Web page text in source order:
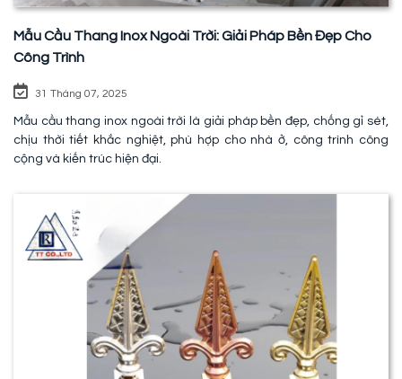
Mẫu Cầu Thang Inox Ngoài Trời: Giải Pháp Bền Đẹp Cho
Công Trình
31 Tháng 07, 2025
Mẫu cầu thang inox ngoài trời là giải pháp bền đẹp, chống gỉ sét,
chịu thời tiết khắc nghiệt, phù hợp cho nhà ở, công trình công
cộng và kiến trúc hiện đại.